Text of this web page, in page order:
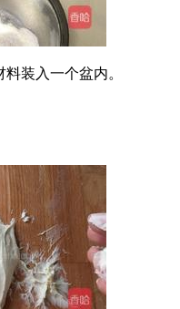
装入一个盆内。